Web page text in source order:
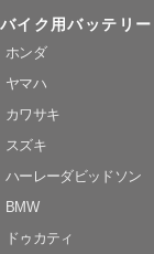
バイク用バッテリー
ホンダ
ヤマハ
カワサキ
スズキ
ハーレーダビッドソン
BMW
ドゥカティ